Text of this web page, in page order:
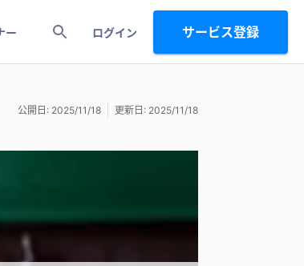
ー ログイン サービス登録
公開日: 2025/11/18 更新日: 2025/11/18